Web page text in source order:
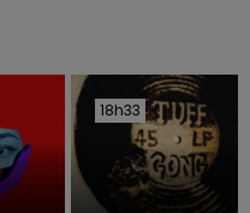
18h33
18h33